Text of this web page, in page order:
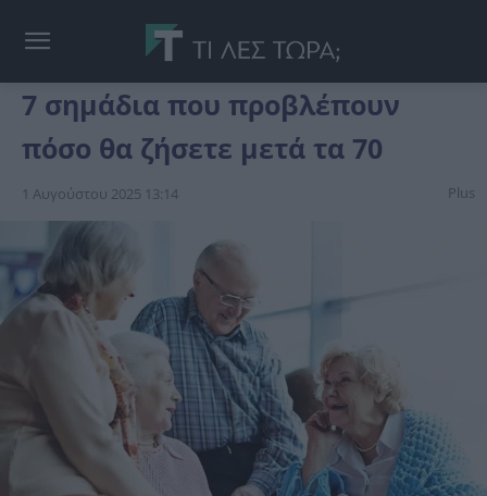
7 σημάδια που προβλέπουν
πόσο θα ζήσετε μετά τα 70
1 Αυγούστου 2025 13:14 Plus